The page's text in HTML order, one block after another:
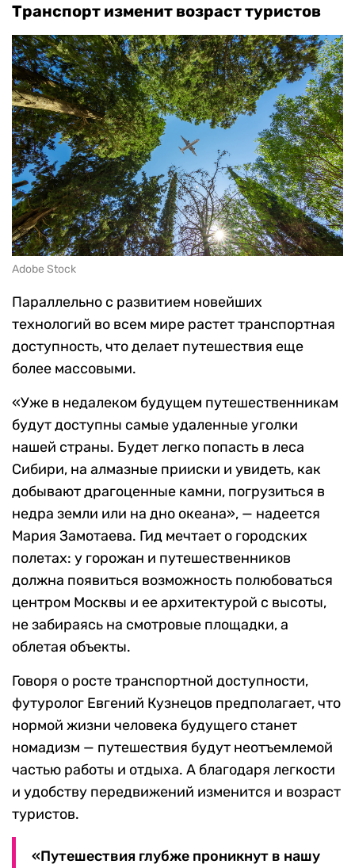
Транспорт изменит возраст туристов
Adobe Stock
Параллельно с развитием новейших
технологий во всем мире растет транспортная
доступность, что делает путешествия еще
более массовыми.
«Уже в недалеком будущем путешественникам
будут доступны самые удаленные уголки
нашей страны. Будет легко попасть в леса
Сибири, на алмазные прииски и увидеть, как
добывают драгоценные камни, погрузиться в
недра земли или на дно океана», — надеется
Мария Замотаева. Гид мечтает о городских
полетах: у горожан и путешественников
должна появиться возможность полюбоваться
центром Москвы и ее архитектурой с высоты,
не забираясь на смотровые площадки, а
облетая объекты.
Говоря о росте транспортной доступности,
футуролог Евгений Кузнецов предполагает, что
нормой жизни человека будущего станет
номадизм — путешествия будут неотъемлемой
частью работы и отдыха. А благодаря легкости
и удобству передвижений изменится и возраст
туристов.
«Путешествия глубже проникнут в нашу